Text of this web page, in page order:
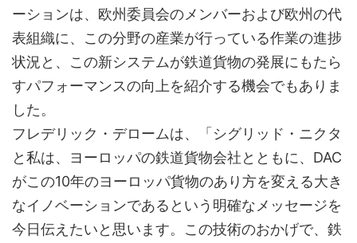
ーションは、欧州委員会のメンバーおよび欧州の代
表組織に、この分野の産業が行っている作業の進捗
状況と、この新システムが鉄道貨物の発展にもたら
すパフォーマンスの向上を紹介する機会でもありま
した。
フレデリック・デロームは、「シグリッド・ニクタ
と私は、ヨーロッパの鉄道貨物会社とともに、DAC
がこの10年のヨーロッパ貨物のあり方を変える大き
なイノベーションであるという明確なメッセージを
今日伝えたいと思います。この技術のおかげで、鉄